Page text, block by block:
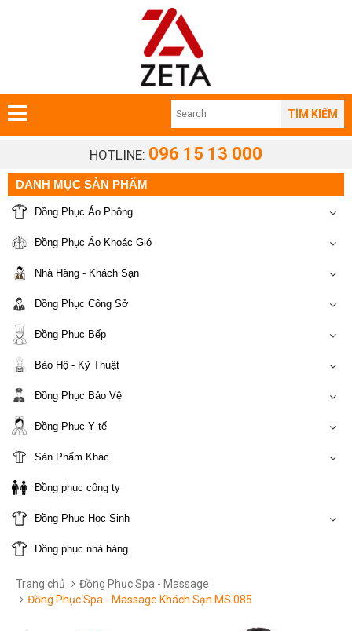
TÌM KIẾM
HOTLINE: 096 15 13 000
DANH MỤC SẢN PHẨM
Đồng Phục Áo Phông
Đồng Phục Áo Khoác Gió
Nhà Hàng - Khách Sạn
Đồng Phục Công Sở
Đồng Phục Bếp
Bảo Hộ - Kỹ Thuật
Đồng Phục Bảo Vệ
Đồng Phục Y tế
Sản Phẩm Khác
Đồng phục công ty
Đồng Phục Học Sinh
Đồng phục nhà hàng
Trang chủ
Đồng Phục Spa - Massage
Đồng Phục Spa - Massage Khách Sạn MS 085